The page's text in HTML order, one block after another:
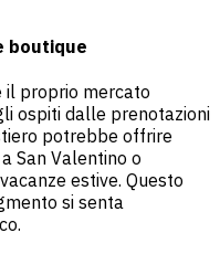
boutique
il proprio mercato
ospiti dalle prenotazioni
potrebbe offrire
San Valentino o
estive. Questo
si senta